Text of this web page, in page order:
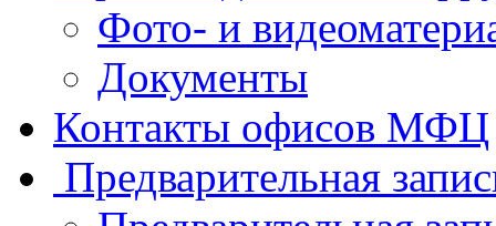
Фото- и
Документы
Контакты офисов МФЦ
Предварительная